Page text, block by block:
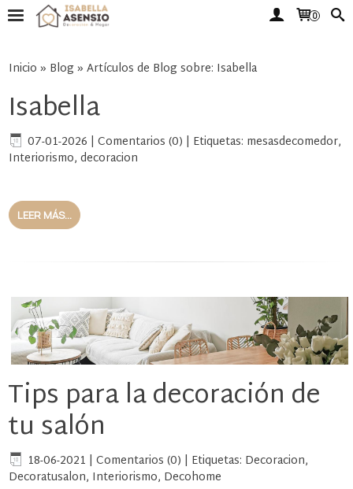
0
Inicio » Blog» Artículos de Blog sobre: Isabella
Isabella
07-01-2026 | Comentarios (0) | Etiquetas: mesasdecomedor,
Interiorismo, decoracion
LEER MÁS...
Tips para la decoración de
tu salón
18-06-2021 | Comentarios (0) | Etiquetas: Decoracion,
Decoratusalon, Interiorismo, Decohome